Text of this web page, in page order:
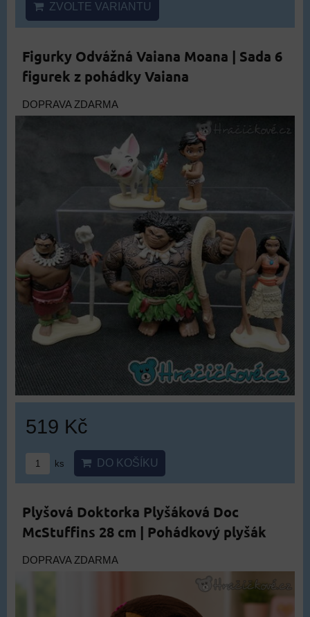
ZVOLTE VARIANTU
Figurky Odvážná Vaiana Moana | Sada 6
figurek z pohádky Vaiana
DOPRAVA ZDARMA
519 Kč
ks DO KOŠÍKU
Plyšová Doktorka Plyšáková Doc
McStuffins 28 cm | Pohádkový plyšák
DOPRAVA ZDARMA